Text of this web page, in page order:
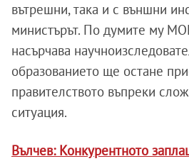
вътрешни, така и с външни
министърът. По думите му
насърчава
образованието ще остане
правителството въпреки
ситуация.
Вълчев: Конкурентното